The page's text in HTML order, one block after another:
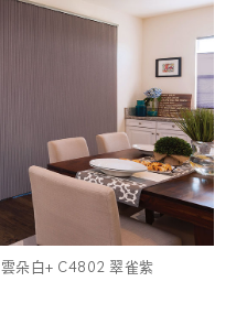
朵白+ C4802 翠雀紫